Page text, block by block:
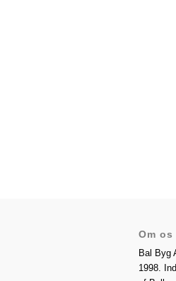
Om os
Bal Byg
1998.